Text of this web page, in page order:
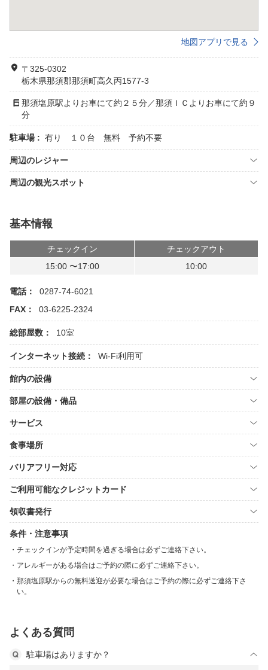
地図アプリで見る
〒325-0302
栃木県那須郡那須町高久丙1577-3
那須塩原駅よりお車にて約２５分／那須ＩＣよりお車にて約９
分
駐車場 : 有り １０台 無料 予約不要
周辺のレジャー
周辺の観光スポット
基本情報
チェックイン
チェックアウト
15:00 〜17:00
10:00
電話：
0287-74-6021
FAX：
03-6225-2324
総部屋数： 10室
インターネット接続： Wi-Fi利用可
館内の設備
部屋の設備・備品
サービス
食事場所
バリアフリー対応
ご利用可能なクレジットカード
領収書発行
条件・注意事項
チェックインが予定時間を過ぎる場合は必ずご連絡下さい。
アレルギーがある場合はご予約の際に必ずご連絡下さい。
那須塩原駅からの無料送迎が必要な場合はご予約の際に必ずご連絡下さ
い。
よくある質問
駐車場はありますか？